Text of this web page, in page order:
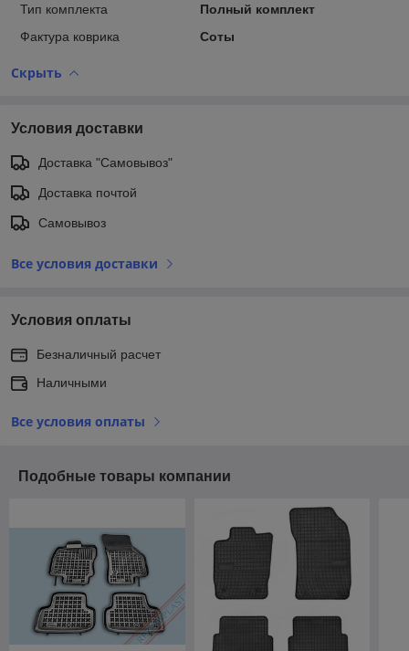
Тип комплекта
Полный комплект
Фактура коврика
Соты
Скрыть
Условия доставки
Доставка "Самовывоз"
Доставка почтой
Самовывоз
Все условия доставки
Условия оплаты
Безналичный расчет
Наличными
Все условия оплаты
Подобные товары компании